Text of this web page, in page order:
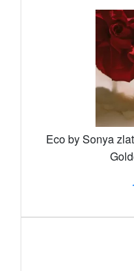
Eco by Sonya